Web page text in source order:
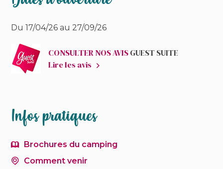
Du 17/04/26 au 27/09/26
CONSULTER NOS AVISGUEST SUITE
Lire les avis
Infos pratiques
Brochures du camping
Comment venir